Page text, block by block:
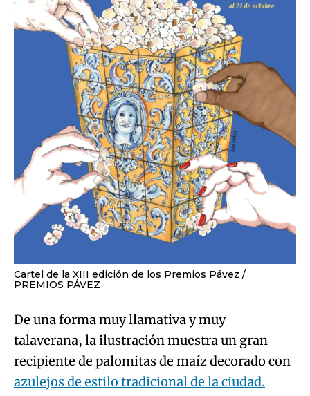
Cartel de la XIII edición de los Premios Pávez
PREMIOS PÁVEZ
De una forma muy llamativa y muy
talaverana, la ilustración muestra un gran
recipiente de palomitas de maíz decorado con
azulejos de estilo tradicional de la ciudad.